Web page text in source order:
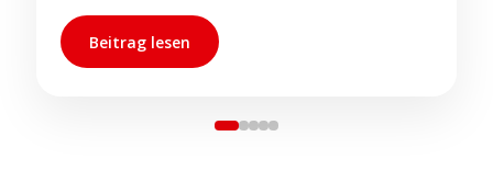
Beitrag lesen